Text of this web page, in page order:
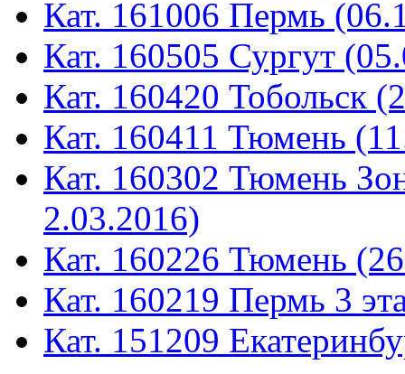
Кат. 161006 Пермь
Кат. 160505 Сургут
Кат. 160420 Тобольск
Кат. 160411 Тюмень
Кат. 160302 Тюмень
2.03.2016)
Кат. 160226 Тюмень
Кат. 160219 Пермь 3
Кат. 151209